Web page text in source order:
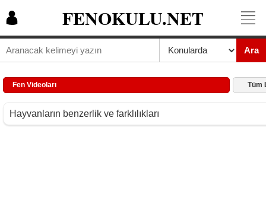
FENOKULU.NET
Ara
Fen Videoları Tüm
Hayvanların benzerlik ve farklılıkları